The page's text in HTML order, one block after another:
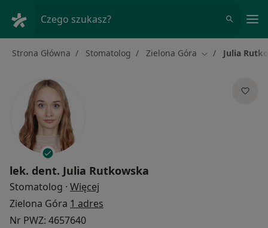
Czego szukasz?
Strona Główna Stomatolog Zielona Góra Zmień miasto
Julia
lek. dent. Julia Rutkowska
Stomatolog · Więcej
Zielona Góra 1 adres
Nr PWZ: 4657640